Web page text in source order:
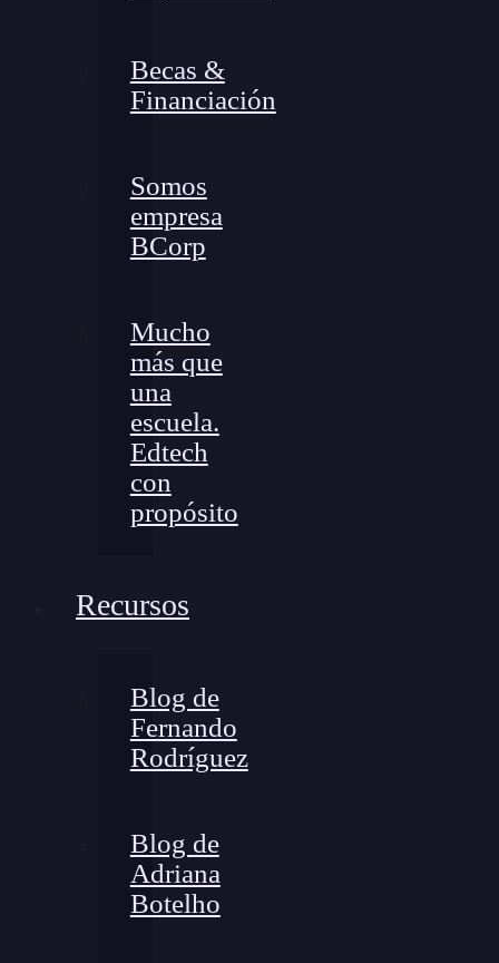
Becas &
Financiación
Somos
empresa
BCorp
Mucho
más que
una
escuela.
Edtech
con
propósito
Recursos
Blog de
Fernando
Rodríguez
Blog de
Adriana
Botelho